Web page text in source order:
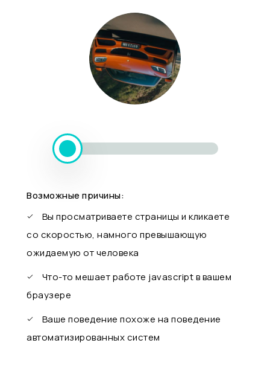
Возможные причины:
Вы просматриваете страницы и кликаете
со скоростью, намного превышающую
ожидаемую от человека
Что-то мешает работе javascript в вашем
браузере
Ваше поведение похоже на поведение
автоматизированных систем